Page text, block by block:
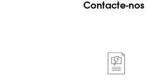
Contacte-nos